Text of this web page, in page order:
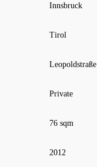
Innsbruck
Tirol
Leopoldstraße
Private
76 sqm
2012